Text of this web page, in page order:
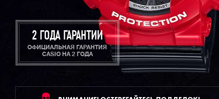
2 ГОДА ГАРАНТИИ
ОФИЦИАЛЬНАЯ ГАРАНТИЯ
CASIO НА 2 ГОДА